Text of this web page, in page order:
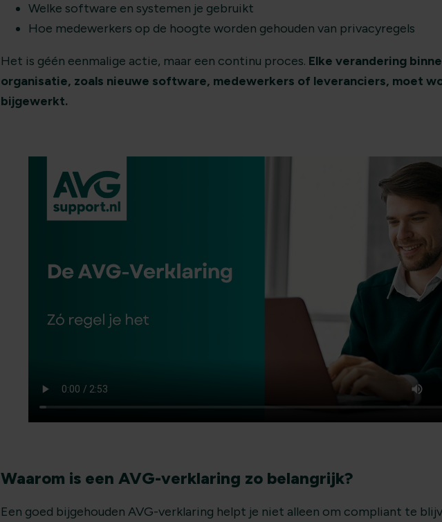
Welke software en systemen je gebruikt
Hoe medewerkers op de hoogte worden gehouden van privacyregels
Het is géén eenmalige actie, maar een continu proces. Elke verandering
organisatie, zoals nieuwe software, medewerkers of leveranciers, moet
bijgewerkt.
Waarom is een AVG-verklaring zo belangrijk?
Een goed bijgehouden AVG-verklaring helpt je niet alleen om compliant te